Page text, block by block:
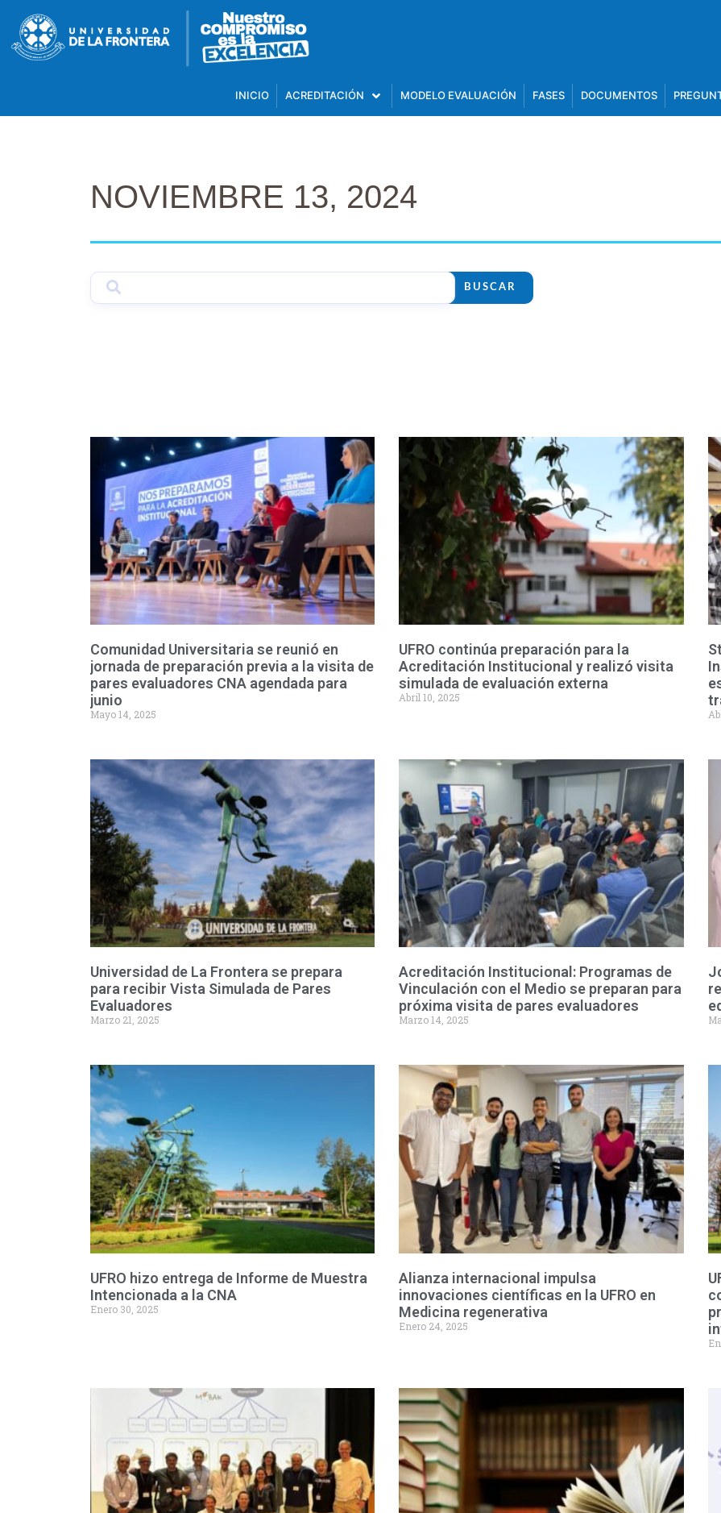
INICIO ACREDITACIÓN MODELO EVALUACIÓN FASES DOCUMENTOS
NOVIEMBRE 13, 2024
BUSCAR
Comunidad Universitaria se reunió en
jornada de preparación previa a la visita de
pares evaluadores CNA agendada para
junio
Mayo 14, 2025
UFRO continúa preparación para la
Acreditación Institucional y realizó visita
simulada de evaluación externa
Abril 10, 2025
Universidad de La Frontera se prepara
para recibir Vista Simulada de Pares
Evaluadores
Marzo 21, 2025
Acreditación Institucional: Programas de
Vinculación con el Medio se preparan para
próxima visita de pares evaluadores
Marzo 14, 2025
UFRO hizo entrega de Informe de Muestra
Intencionada a la CNA
Enero 30, 2025
Alianza internacional impulsa
innovaciones científicas en la UFRO en
Medicina regenerativa
Enero 24, 2025